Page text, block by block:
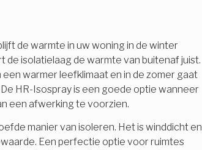
de warmte in uw woning in de winter
de isolatielaag de warmte van buitenaf juist.
een warmer leefklimaat en in de zomer gaat
HR-Isospray is een goede optie wanneer
een afwerking te voorzien.
manier van isoleren. Het is winddicht en
Een perfectie optie voor ruimtes